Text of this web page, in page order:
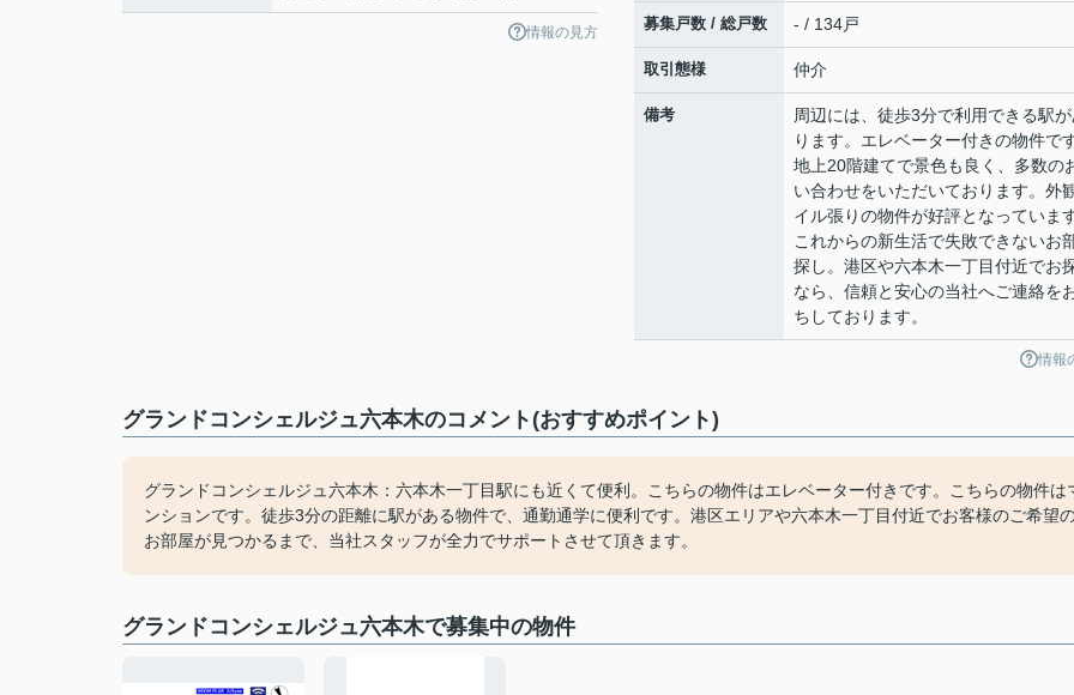
情報の見方 募集戸数 / 総戸数 - / 134戸
取引態様 仲介
備考
周辺には、徒歩3分で利用できる駅が
ります。エレベーター付きの物件です
地上20階建てで景色も良く、多数の
い合わせをいただいております。外
イル張りの物件が好評となっています
これからの新生活で失敗できないお
探し。港区や六本木一丁目付近でお
なら、信頼と安心の当社へご連絡を
ちしております。
情報
グランドコンシェルジュ六本木のコメント(おすすめポイント)
グランドコンシェルジュ六本木：六本木一丁目駅にも近くて便利。こちらの物件はエレベーター付きです。こちらの物件は
ンションです。徒歩3分の距離に駅がある物件で、通勤通学に便利です。港区エリアや六本木一丁目付近でお客様のご希望
お部屋が見つかるまで、当社スタッフが全力でサポートさせて頂きます。
グランドコンシェルジュ六本木で募集中の物件